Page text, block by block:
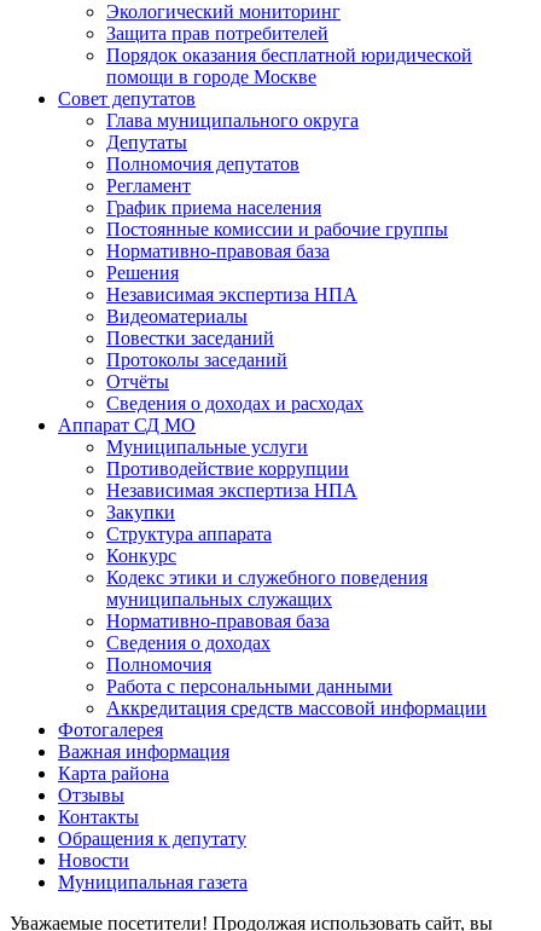
Экологический мониторинг
Защита прав потребителей
Порядок оказания бесплатной юридической
помощи в городе Москве
Совет депутатов
Глава муниципального округа
Депутаты
Полномочия депутатов
Регламент
График приема населения
Постоянные комиссии и рабочие группы
Нормативно-правовая база
Решения
Независимая экспертиза НПА
Видеоматериалы
Повестки заседаний
Протоколы заседаний
Отчёты
Сведения о доходах и расходах
Аппарат СД МО
Муниципальные услуги
Противодействие коррупции
Независимая экспертиза НПА
Закупки
Структура аппарата
Конкурс
Кодекс этики и служебного поведения
муниципальных служащих
Нормативно-правовая база
Сведения о доходах
Полномочия
Работа с персональными данными
Аккредитация средств массовой информации
Фотогалерея
Важная информация
Карта района
Отзывы
Контакты
Обращения к депутату
Новости
Муниципальная газета
Уважаемые посетители! Продолжая использовать сайт, вы